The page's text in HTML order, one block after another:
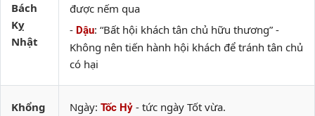
Bách
Kỵ
Nhật
được nếm qua
- Dậu: “Bất hội khách tân chủ hữu thương” -
Không nên tiến hành hội khách để tránh tân chủ
có hại
Khổng
Ngày: Tốc Hỷ - tức ngày Tốt vừa.